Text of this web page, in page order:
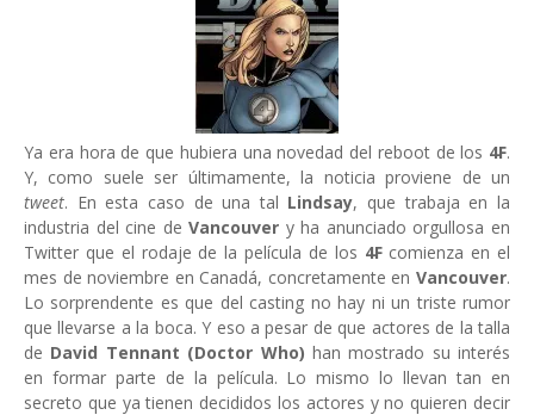
Ya era hora de que hubiera una novedad del reboot de los 4F.
Y, como suele ser últimamente, la noticia proviene de un
tweet. En esta caso de una tal Lindsay, que trabaja en la
industria del cine deVancouver y ha anunciado orgullosa en
Twitter que el rodaje de la película de los 4Fcomienza en el
mes de noviembre en Canadá, concretamente en Vancouver.
Lo sorprendente es que del casting no hay ni un triste rumor
que llevarse a la boca. Y eso a pesar de que actores de la talla
de David Tennant (Doctor Who) han mostrado su interés
en formar parte de la película. Lo mismo lo llevan tan en
secreto que ya tienen decididos los actores y no quieren decir